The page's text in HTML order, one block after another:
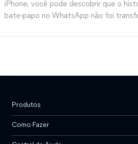
iPhone, você pode descobrir que o
bate-papo no WhatsApp não foi
Produtos
Como Fazer